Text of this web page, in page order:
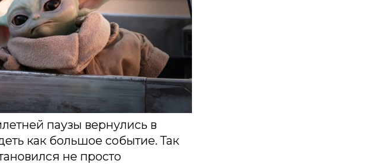
паузы вернулись в
как большое событие. Так
не просто